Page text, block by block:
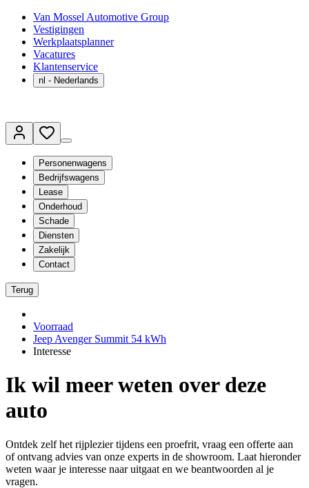
Van Mossel Automotive Group
Vestigingen
Werkplaatsplanner
Vacatures
Klantenservice
nl - Nederlands
Personenwagens
Bedrijfswagens
Lease
Onderhoud
Schade
Diensten
Zakelijk
Contact
Terug
Voorraad
Jeep Avenger Summit 54 kWh
Interesse
Ik wil meer weten over deze
auto
Ontdek zelf het rijplezier tijdens een proefrit, vraag een offerte aan
of ontvang advies van onze experts in de showroom. Laat hieronder
weten waar je interesse naar uitgaat en we beantwoorden al je
vragen.